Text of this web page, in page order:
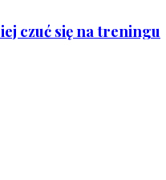
czuć się na treningu